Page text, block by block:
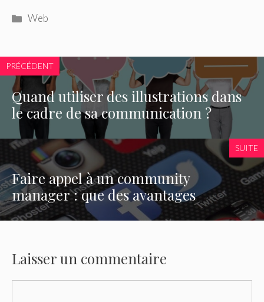
Catégories
Web
PRÉCÉDENT
Quand utiliser des illustrations dans
le cadre de sa communication ?
SUITE
Faire appel à un community
manager : que des avantages
Laisser un commentaire